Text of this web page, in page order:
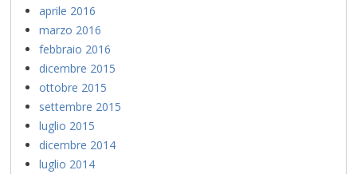
aprile 2016
marzo 2016
febbraio 2016
dicembre 2015
ottobre 2015
settembre 2015
luglio 2015
dicembre 2014
luglio 2014